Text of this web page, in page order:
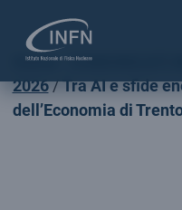
Home
COMUNICATI
2026
Tra AI e sfide
dell’Economia di